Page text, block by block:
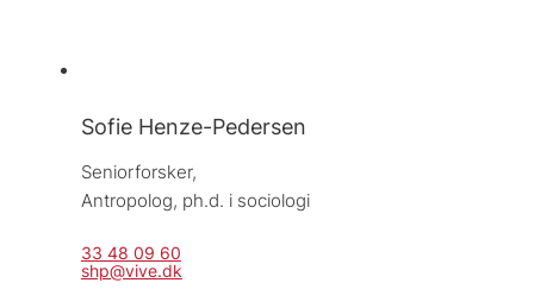
Sofie Henze-Pedersen
Seniorforsker,
Antropolog, ph.d. i sociologi
33 48 09 60
shp@vive.dk